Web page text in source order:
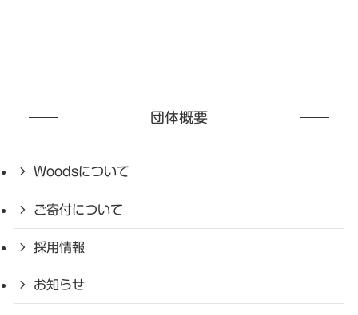
団体概要
Woodsについて
ご寄付について
採用情報
お知らせ